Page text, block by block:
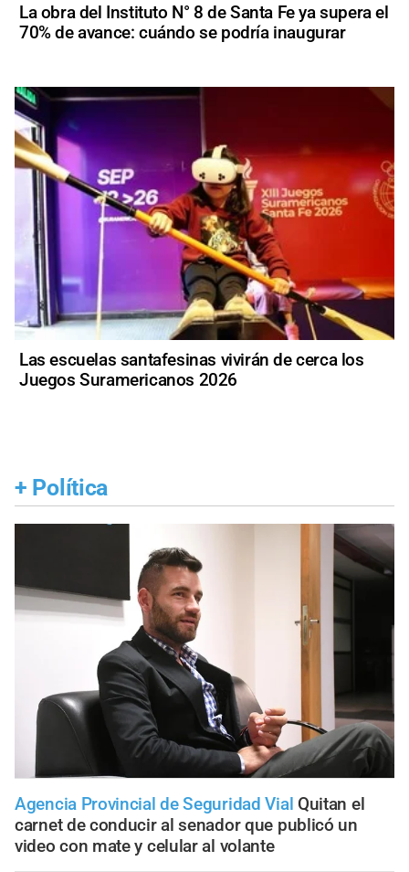
La obra del Instituto N° 8 de Santa Fe ya supera el
70% de avance: cuándo se podría inaugurar
Las escuelas santafesinas vivirán de cerca los
Juegos Suramericanos 2026
+ Política
Agencia Provincial de Seguridad Vial Quitan el
carnet de conducir al senador que publicó un
video con mate y celular al volante